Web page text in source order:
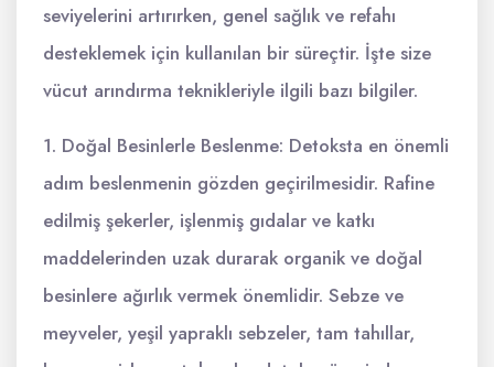
seviyelerini artırırken, genel sağlık ve refahı
desteklemek için kullanılan bir süreçtir. İşte size
vücut arındırma teknikleriyle ilgili bazı bilgiler.
1. Doğal Besinlerle Beslenme: Detoksta en önemli
adım beslenmenin gözden geçirilmesidir. Rafine
edilmiş şekerler, işlenmiş gıdalar ve katkı
maddelerinden uzak durarak organik ve doğal
besinlere ağırlık vermek önemlidir. Sebze ve
meyveler, yeşil yapraklı sebzeler, tam tahıllar,